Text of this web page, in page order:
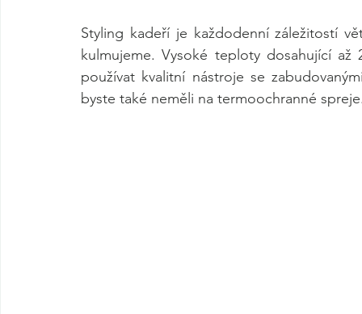
Styling kadeří je každodenní záležitostí
kulmujeme. Vysoké teploty dosahující
používat kvalitní nástroje se
byste také neměli na termoochranné